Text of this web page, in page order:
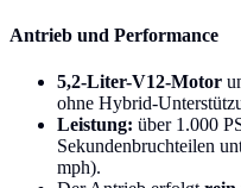
Antrieb und Performance
5,2-Liter-V12-Motor
ohne Hybrid-
Leistung: über 1.000
Sekundenbruchteilen
mph).